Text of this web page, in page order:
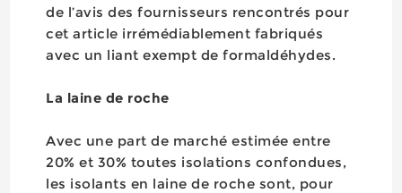
de l’avis des fournisseurs rencontrés pour
cet article irrémédiablement fabriqués
avec un liant exempt de formaldéhydes.
La laine de roche
Avec une part de marché estimée entre
20% et 30% toutes isolations confondues,
les isolants en laine de roche sont, pour